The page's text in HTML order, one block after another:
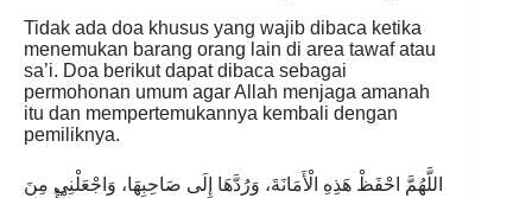
Tidak ada doa khusus yang wajib dibaca ketika
menemukan barang orang lain di area tawaf atau
sa’i. Doa berikut dapat dibaca sebagai
permohonan umum agar Allah menjaga amanah
itu dan mempertemukannya kembali dengan
pemiliknya.
اللَّهُمَّ احْفَظْ هَذِهِ الْأَمَانَةَ، وَرُدَّهَا إِلَى صَاحِبِهَا، وَاجْعَلْنِي مِنَ